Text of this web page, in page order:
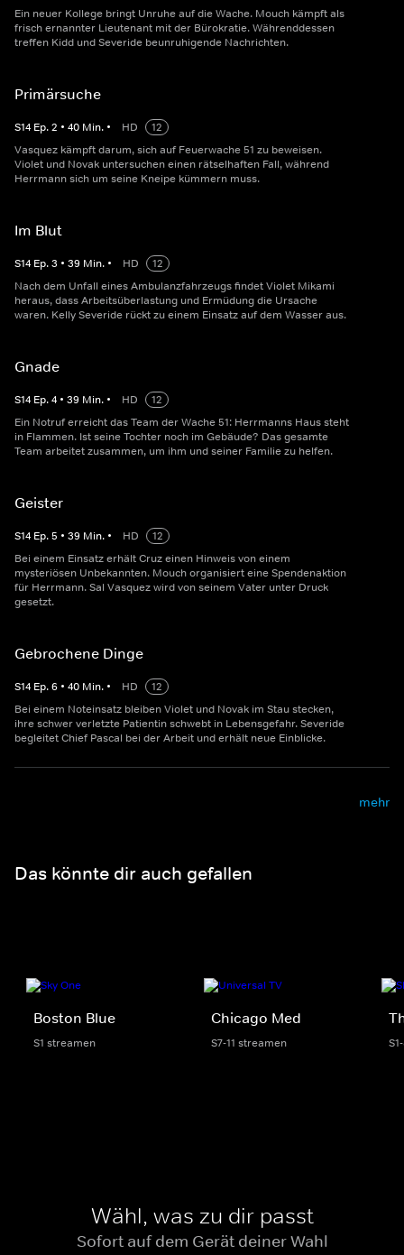
Ein neuer Kollege bringt Unruhe auf die Wache. Mouch kämpft als
frisch ernannter Lieutenant mit der Bürokratie. Währenddessen
treffen Kidd und Severide beunruhigende Nachrichten.
Primärsuche
S14 Ep.2 • 40 Min. • HD
12
Vasquez kämpft darum, sich auf Feuerwache 51 zu beweisen.
Violet und Novak untersuchen einen rätselhaften Fall, während
Herrmann sich um seine Kneipe kümmern muss.
Im Blut
S14 Ep.3 • 39 Min. • HD
12
Nach dem Unfall eines Ambulanzfahrzeugs findet Violet Mikami
heraus, dass Arbeitsüberlastung und Ermüdung die Ursache
waren. Kelly Severide rückt zu einem Einsatz auf dem Wasser aus.
Gnade
S14 Ep.4 • 39 Min. • HD
12
Ein Notruf erreicht das Team der Wache 51: Herrmanns Haus steht
in Flammen. Ist seine Tochter noch im Gebäude? Das gesamte
Team arbeitet zusammen, um ihm und seiner Familie zu helfen.
Geister
S14 Ep.5 • 39 Min. • HD
12
Bei einem Einsatz erhält Cruz einen Hinweis von einem
mysteriösen Unbekannten. Mouch organisiert eine Spendenaktion
für Herrmann. Sal Vasquez wird von seinem Vater unter Druck
gesetzt.
Gebrochene Dinge
S14 Ep.6 • 40 Min. • HD
12
Bei einem Noteinsatz bleiben Violet und Novak im Stau stecken,
ihre schwer verletzte Patientin schwebt in Lebensgefahr. Severide
begleitet Chief Pascal bei der Arbeit und erhält neue Einblicke.
mehr
Das könnte dir auch gefallen
Boston Blue
S1 streamen
Chicago Med
S7-11 streamen
Wähl, was zu dir passt
Sofort auf dem Gerät deiner Wahl